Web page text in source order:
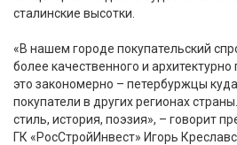
сталинские высотки.
«В нашем городе покупательский
более качественного и
это закономерно – петербуржцы
покупатели в других регионах
стиль, история, поэзия», – говорит
ГК «РосСтройИнвест» Игорь